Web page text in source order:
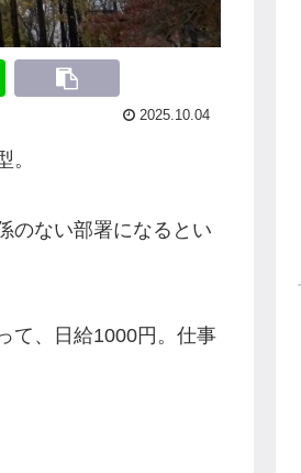
2025.10.04
のない部署になるとい
て、日給1000円。仕事